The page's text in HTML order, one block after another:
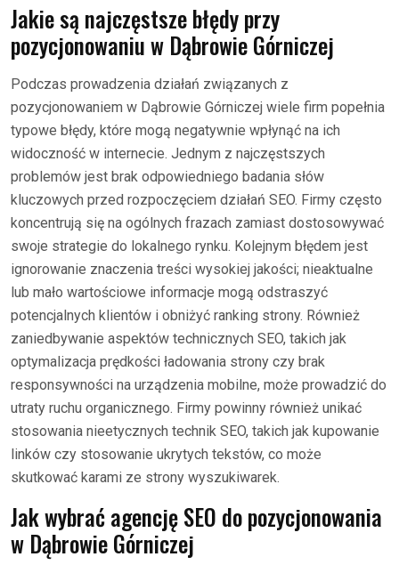
Jakie są najczęstsze błędy przy
pozycjonowaniu w Dąbrowie Górniczej
Podczas prowadzenia działań związanych z
pozycjonowaniem w Dąbrowie Górniczej wiele firm popełnia
typowe błędy, które mogą negatywnie wpłynąć na ich
widoczność w internecie. Jednym z najczęstszych
problemów jest brak odpowiedniego badania słów
kluczowych przed rozpoczęciem działań SEO. Firmy często
koncentrują się na ogólnych frazach zamiast dostosowywać
swoje strategie do lokalnego rynku. Kolejnym błędem jest
ignorowanie znaczenia treści wysokiej jakości; nieaktualne
lub mało wartościowe informacje mogą odstraszyć
potencjalnych klientów i obniżyć ranking strony. Również
zaniedbywanie aspektów technicznych SEO, takich jak
optymalizacja prędkości ładowania strony czy brak
responsywności na urządzenia mobilne, może prowadzić do
utraty ruchu organicznego. Firmy powinny również unikać
stosowania nieetycznych technik SEO, takich jak kupowanie
linków czy stosowanie ukrytych tekstów, co może
skutkować karami ze strony wyszukiwarek.
Jak wybrać agencję SEO do pozycjonowania
w Dąbrowie Górniczej